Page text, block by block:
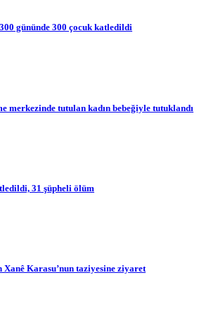
300 gününde 300 çocuk katledildi
merkezinde tutulan kadın bebeğiyle tutuklandı
31 şüpheli ölüm
Xanê Karasu’nun taziyesine ziyaret